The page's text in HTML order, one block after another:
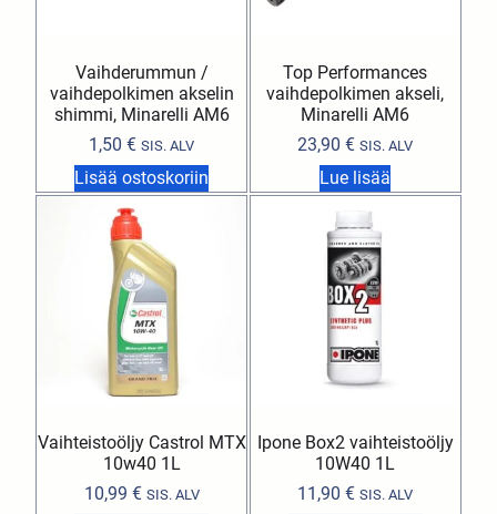
Vaihderummun /
vaihdepolkimen akselin
shimmi, Minarelli AM6
1,50€ SIS. ALV
Lisää ostoskoriin
Top Performances
vaihdepolkimen akseli,
Minarelli AM6
23,90€ SIS. ALV
Lue lisää
Vaihteistoöljy Castrol MTX
10w40 1L
10,99 € SIS. ALV
Ipone Box2 vaihteistoöljy
10W40 1L
11,90€ SIS. ALV